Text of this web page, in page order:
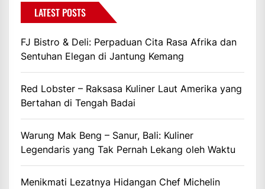
LATEST POSTS
FJ Bistro & Deli: Perpaduan Cita Rasa Afrika dan
Sentuhan Elegan di Jantung Kemang
Red Lobster – Raksasa Kuliner Laut Amerika yang
Bertahan di Tengah Badai
Warung Mak Beng – Sanur, Bali: Kuliner
Legendaris yang Tak Pernah Lekang oleh Waktu
Menikmati Lezatnya Hidangan Chef Michelin